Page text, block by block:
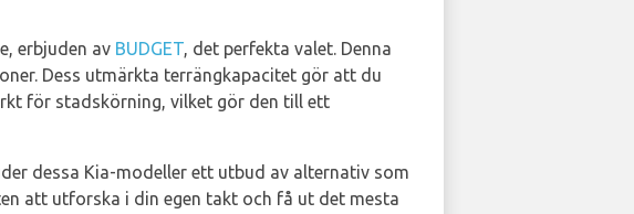
erbjuden av BUDGET, det perfekta valet. Denna
Dess utmärkta terrängkapacitet gör att du
för stadskörning, vilket gör den till ett
dessa Kia-modeller ett utbud av alternativ som
att utforska i din egen takt och få ut det mesta